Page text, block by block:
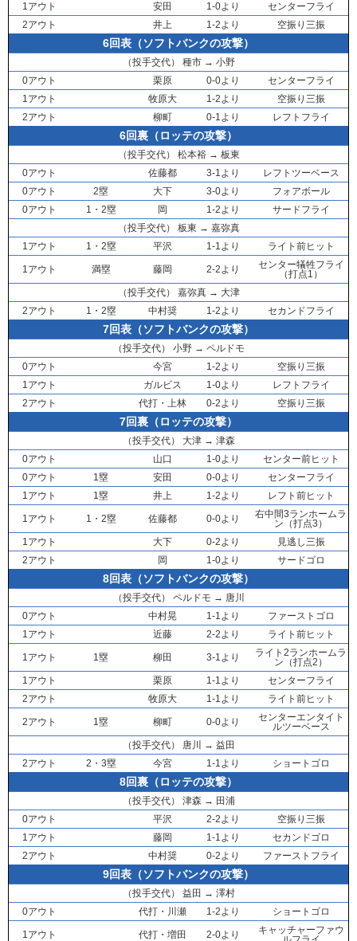
1アウト
安田 1-0より
センターフライ
2アウト
井上 1-2より 空振り三振
6回表（ソフトバンクの攻撃）
（投手交代） 種市→ 小野
0アウト
栗原 0-0より
センターフライ
1アウト
牧原大 1-2より
空振り三振
2アウト
柳町 0-1より レフトフライ
6回裏（ロッテの攻撃）
（投手交代） 松本裕→ 板東
0アウト
佐藤都 3-1より
レフトツーベース
0アウト
2塁 大下 3-0より
フォアボール
0アウト
1・2塁 岡 1-2より
サードフライ
（投手交代） 板東 → 嘉弥真
1アウト
1・2塁 平沢 1-1より ライト前ヒット
1アウト 満塁 藤岡 2-2より
センター犠牲フライ
（打点1）
（投手交代） 嘉弥真→ 大津
2アウト
1・2塁 中村奨 1-2より セカンドフライ
7回表（ソフトバンクの攻撃）
（投手交代） 小野→ ペルドモ
0アウト
今宮 1-2より
空振り三振
1アウト
ガルビス 1-0より
レフトフライ
2アウト
代打・ 上林 0-2より 空振り三振
7回裏（ロッテの攻撃）
（投手交代） 大津→ 津森
0アウト
山口 1-0より
センター前ヒット
0アウト
1塁 安田 0-0より
センターフライ
1アウト
1塁 井上 1-2より レフト前ヒット
1アウト 1・2塁 佐藤都 0-0より
右中間3ランホームラ
ン（打点3）
1アウト
大下 0-2より
見逃し三振
2アウト
岡 1-0より サードゴロ
8回表（ソフトバンクの攻撃）
（投手交代） ペルドモ → 唐川
0アウト
中村晃 1-1より
ファーストゴロ
1アウト
近藤 2-2より ライト前ヒット
1アウト 1塁 柳田 3-1より
ライト2ランホームラ
ン（打点2）
1アウト
栗原 1-1より
センターフライ
2アウト
牧原大 1-1より ライト前ヒット
2アウト 1塁 柳町 0-0より
センターエンタイト
ルツーベース
（投手交代）
唐川 → 益田
2アウト
2・3塁 今宮 1-1より ショートゴロ
8回裏（ロッテの攻撃）
（投手交代） 津森 → 田浦
0アウト
平沢 2-2より
空振り三振
1アウト
藤岡 1-1より
セカンドゴロ
2アウト
中村奨 0-2より ファーストフライ
9回表（ソフトバンクの攻撃）
（投手交代） 益田 → 澤村
0アウト
代打・ 川瀬 1-2より ショートゴロ
1アウト 代打・ 増田 2-0より
キャッチャーファウ